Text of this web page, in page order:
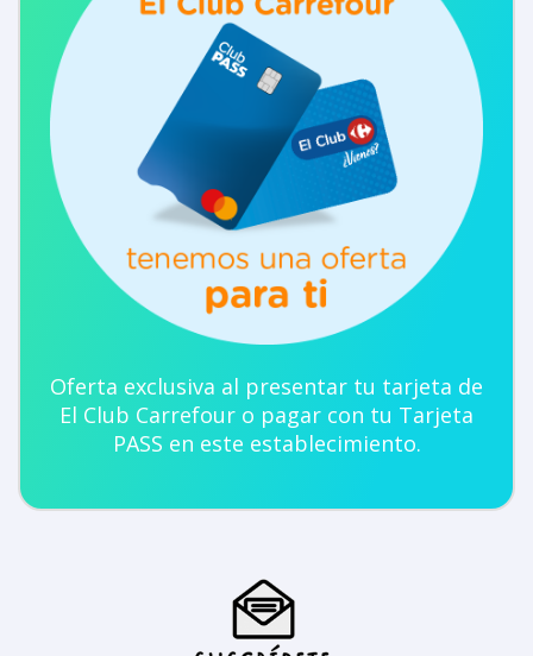
Oferta exclusiva al presentar tu tarjeta de
El Club Carrefour o pagar con tu Tarjeta
PASS en este establecimiento.